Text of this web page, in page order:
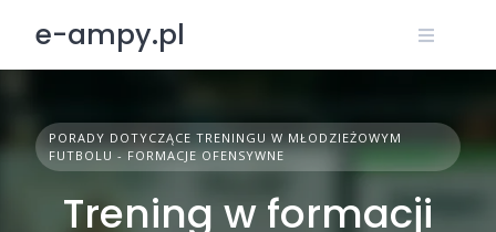
content
e-ampy.pl
PORADY DOTYCZĄCE TRENINGU W MŁODZIEŻOWYM
FUTBOLU - FORMACJE OFENSYWNE
Trening w formacji